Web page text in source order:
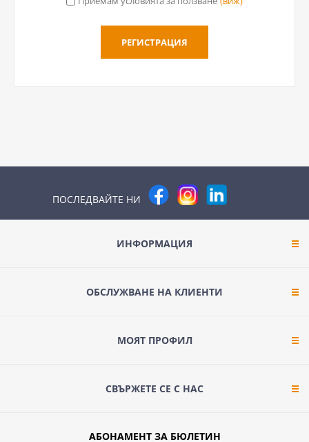
ПОСЛЕДВАЙТЕ НИ
ИНФОРМАЦИЯ
ОБСЛУЖВАНЕ НА КЛИЕНТИ
МОЯТ ПРОФИЛ
СВЪРЖЕТЕ СЕ С НАС
АБОНАМЕНТ ЗА БЮЛЕТИН